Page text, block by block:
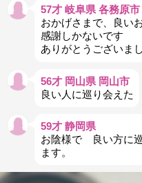
57才 岐阜県 各務原市
おかげさまで、良い
感謝しかないです
ありがとうございま
56才 岡山県 岡山市
良い人に巡り会えた
59才 静岡県
お陰様で 良い方に
ます。